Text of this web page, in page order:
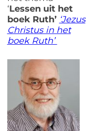
‘Lessen uit het
boek Ruth’ ‘Jezus
Christus in het
boek Ruth’